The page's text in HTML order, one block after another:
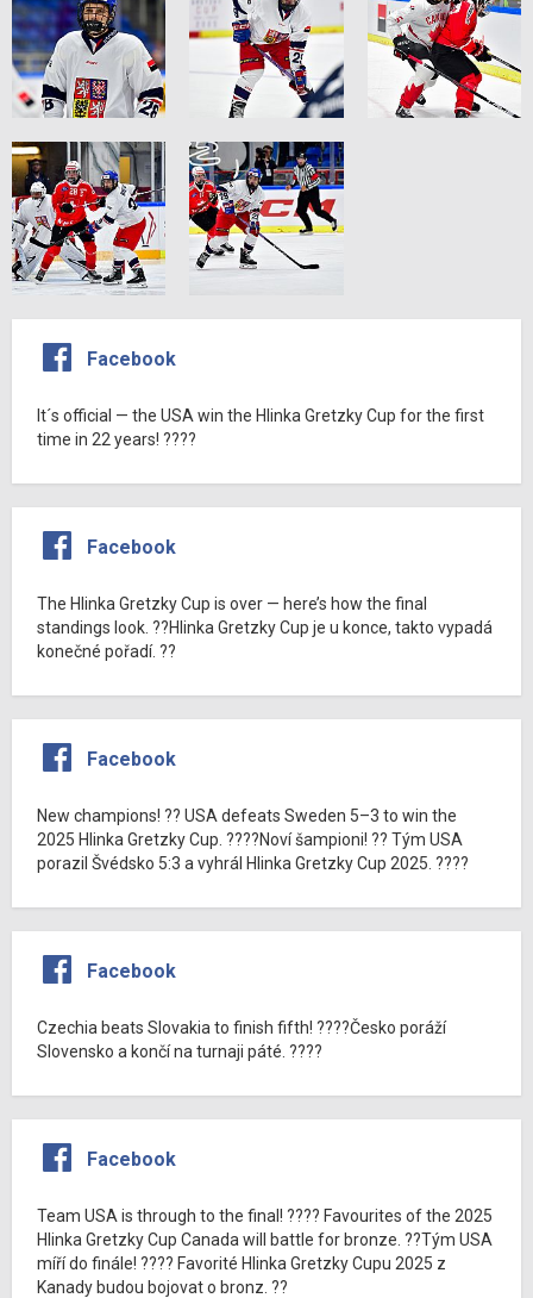
Facebook
It´s official — the USA win the Hlinka Gretzky Cup for the first
time in 22 years! ????
Facebook
The Hlinka Gretzky Cup is over — here’s how the final
standings look. ??Hlinka Gretzky Cup je u konce, takto vypadá
konečné pořadí. ??
Facebook
New champions! ?? USA defeats Sweden 5–3 to win the
2025 Hlinka Gretzky Cup. ????Noví šampioni! ?? Tým USA
porazil Švédsko 5:3 a vyhrál Hlinka Gretzky Cup 2025. ????
Facebook
Czechia beats Slovakia to finish fifth! ????Česko poráží
Slovensko a končí na turnaji páté. ????
Facebook
Team USA is through to the final! ???? Favourites of the 2025
Hlinka Gretzky Cup Canada will battle for bronze. ??Tým USA
míří do finále! ???? Favorité Hlinka Gretzky Cupu 2025 z
Kanady budou bojovat o bronz. ??